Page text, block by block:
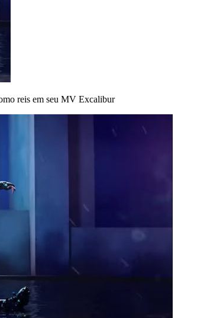
reis em seu MV Excalibur